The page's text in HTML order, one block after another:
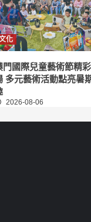
化
門國際兒童藝術節精
多元藝術活動點亮暑
2026-08-06